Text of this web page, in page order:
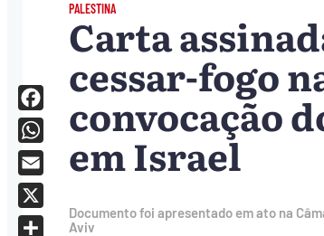
PALESTINA
Carta
cessar-fogo
convocação
em Israel
Documento foi apresentado em ato na
Aviv
Facebook
WhatsApp
Email
X